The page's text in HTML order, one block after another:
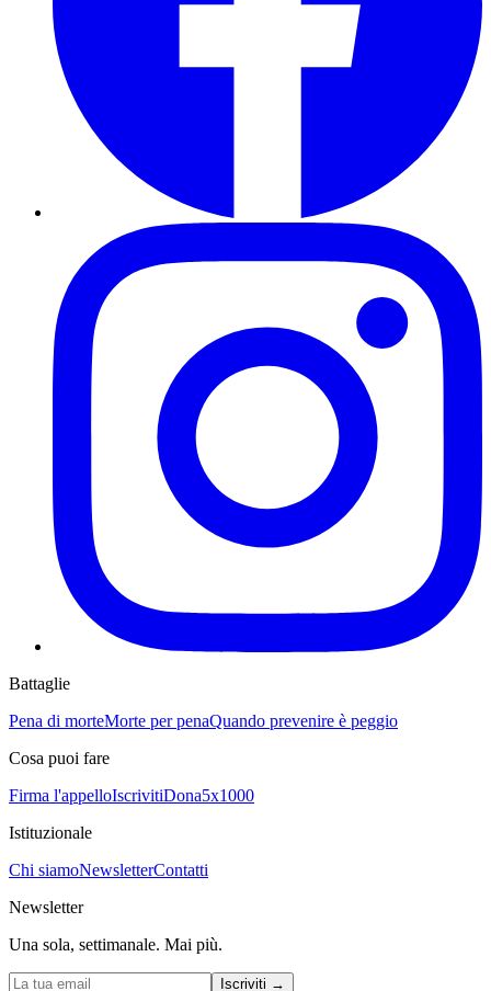
Battaglie
Pena di morteMorte per penaQuando prevenire è peggio
Cosa puoi fare
Firma l'appelloIscrivitiDona5x1000
Istituzionale
Chi siamoNewsletterContatti
Newsletter
Una sola, settimanale. Mai più.
Iscriviti →